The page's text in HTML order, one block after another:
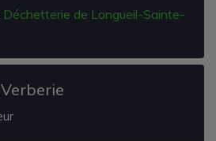
Déchetterie de Longueil-Sainte-